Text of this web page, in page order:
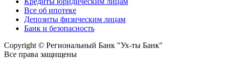
Все об ипотеке
Депозиты физическим лицам
Банк и безопасность
Copyright © Региональный Банк "Ух-ты Банк"
Все права защищены